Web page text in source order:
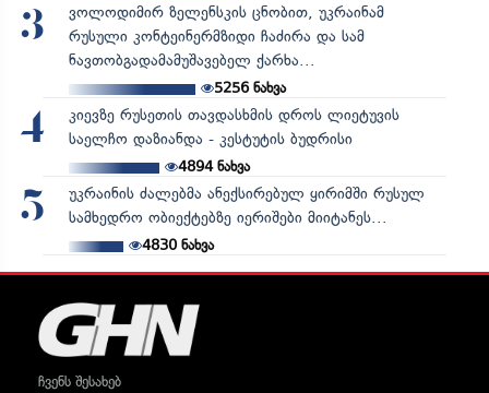
3
ვოლოდიმირ ზელენსკის ცნობით, უკრაინამ
რუსული კონტეინერმზიდი ჩაძირა და სამ
ნავთობგადამამუშავებელ ქარხა...
5256ნახვა
4
კიევზე რუსეთის თავდასხმის დროს ლიეტუვის
საელჩო დაზიანდა - კესტუტის ბუდრისი
4894ნახვა
5
უკრაინის ძალებმა ანექსირებულ ყირიმში რუსულ
სამხედრო ობიექტებზე იერიშები მიიტანეს...
4830ნახვა
ჩვენს შესახებ